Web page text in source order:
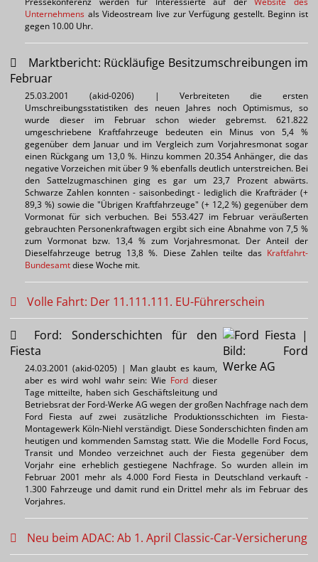
Unternehmens als Videostream live zur Verfügung gestellt. Beginn ist
gegen 10.00 Uhr.
Marktbericht: Rückläufige Besitzumschreibungen im
Februar
25.03.2001 (akid-0206) | Verbreiteten die ersten
Umschreibungsstatistiken des neuen Jahres noch Optimismus, so
wurde dieser im Februar schon wieder gebremst. 621.822
umgeschriebene Kraftfahrzeuge bedeuten ein Minus von 5,4 %
gegenüber dem Januar und im Vergleich zum Vorjahresmonat sogar
einen Rückgang um 13,0 %. Hinzu kommen 20.354 Anhänger, die das
negative Vorzeichen mit über 9 % ebenfalls deutlich unterstreichen. Bei
den Sattelzugmaschinen ging es gar um 23,7 Prozent abwärts.
Schwarze Zahlen konnten - saisonbedingt - lediglich die Krafträder (+
89,3 %) sowie die "Übrigen Kraftfahrzeuge" (+ 12,2 %) gegenüber dem
Vormonat für sich verbuchen. Bei 553.427 im Februar veräußerten
gebrauchten Personenkraftwagen ergibt sich eine Abnahme von 7,5 %
zum Vormonat bzw. 13,4 % zum Vorjahresmonat. Der Anteil der
Dieselfahrzeuge betrug 13,8 %. Diese Zahlen teilte das Kraftfahrt-
Bundesamtdiese Woche mit.
Volle Fahrt: Der 11.111.111. EU-Führerschein
Ford: Sonderschichten für den
Fiesta
24.03.2001 (akid-0205) | Man glaubt es kaum,
aber es wird wohl wahr sein: Wie Ford dieser
Tage mitteilte, haben sich Geschäftsleitung und
Betriebsrat der Ford-Werke AG wegen der großen Nachfrage nach dem
Ford Fiesta auf zwei zusätzliche Produktionsschichten im Fiesta-
Montagewerk Köln-Niehl verständigt. Diese Sonderschichten finden am
heutigen und kommenden Samstag statt. Wie die Modelle Ford Focus,
Transit und Mondeo verzeichnet auch der Fiesta gegenüber dem
Vorjahr eine erheblich gestiegene Nachfrage. So wurden allein im
Februar 2001 mehr als 4.000 Ford Fiesta in Deutschland verkauft -
1.300 Fahrzeuge und damit rund ein Drittel mehr als im Februar des
Vorjahres.
Neu beim ADAC: Ab 1. April Classic-Car-Versicherung